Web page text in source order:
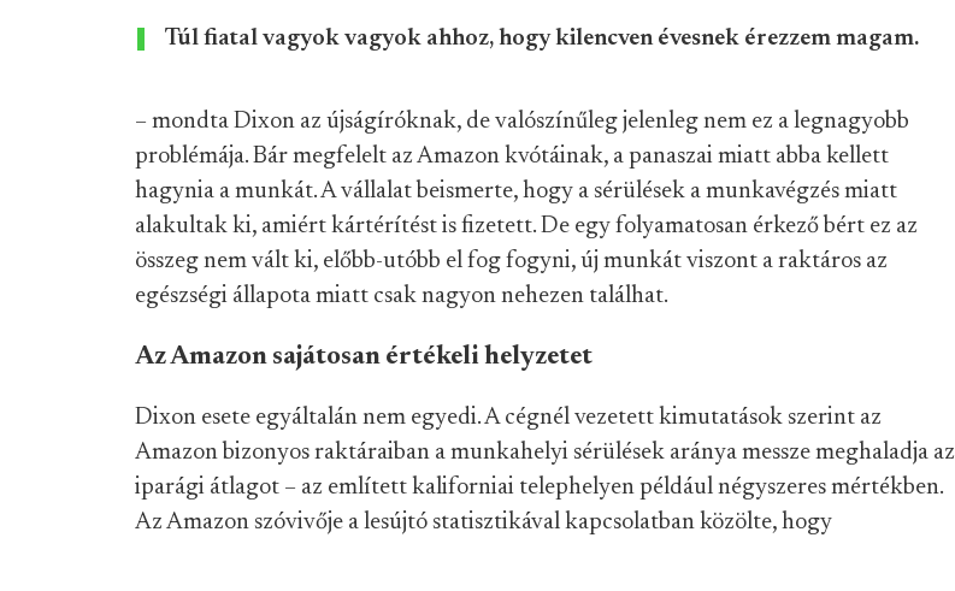
Túl fiatal vagyok vagyok ahhoz, hogy kilencven évesnek érezzem magam.
– mondta Dixon az újságíróknak, de valószínűleg jelenleg nem ez a legnagyobb
problémája. Bár megfelelt az Amazon kvótáinak, a panaszai miatt abba kellett
hagynia a munkát. A vállalat beismerte, hogy a sérülések a munkavégzés miatt
alakultak ki, amiért kártérítést is fizetett. De egy folyamatosan érkező bért ez az
összeg nem vált ki, előbb-utóbb el fog fogyni, új munkát viszont a raktáros az
egészségi állapota miatt csak nagyon nehezen találhat.
Az Amazon sajátosan értékeli helyzetet
Dixon esete egyáltalán nem egyedi. A cégnél vezetett kimutatások szerint az
Amazon bizonyos raktáraiban a munkahelyi sérülések aránya messze meghaladja az
iparági átlagot – az említett kaliforniai telephelyen például négyszeres mértékben.
Az Amazon szóvivője a lesújtó statisztikával kapcsolatban közölte, hogy